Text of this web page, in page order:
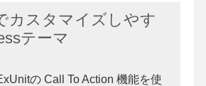
カスタマイズしやす
テーマ
の Call To Action 機能を使